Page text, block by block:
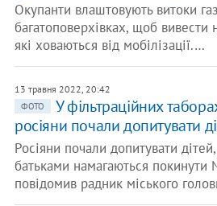
Окупанти влаштовують витоки
багатоповерхівках, щоб вивести
які ховаються від мобілізації.…
13 травня 2022, 20:42
ФОТО
У фільтраційних
росіяни почали допитувати
Росіяни почали допитувати
батьками намагаються покинути
повідомив радник міського